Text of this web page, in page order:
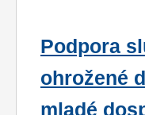
Podpora
ohrožené
mladé